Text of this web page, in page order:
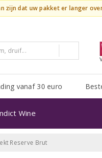
zijn dat uw pakket er langer
vanaf 30 euro
Wine
Reserve Brut